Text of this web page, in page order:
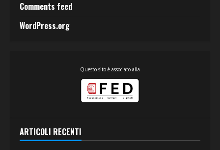
Comments feed
WordPress.org
Questo sito è associato alla
ARTICOLI RECENTI